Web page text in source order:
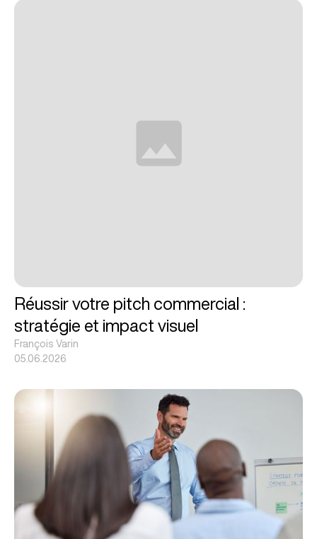
Réussir votre pitch commercial :
stratégie et impact visuel
François Varin
05.06.2026